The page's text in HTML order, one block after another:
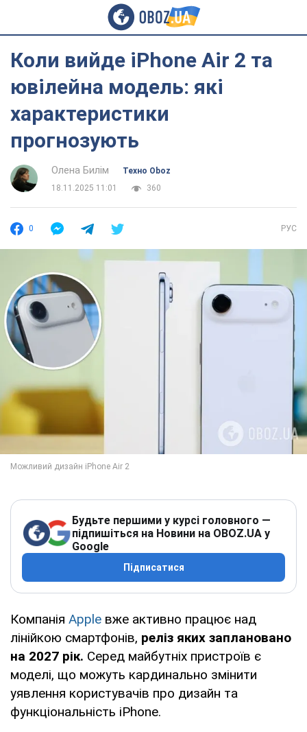
Коли вийде iPhone Air 2 та
ювілейна модель: які
характеристики
прогнозують
Олена Билім
Техно Oboz
18.11.2025 11:01
360
0 РУС
Будьте першими у курсі головного —
підпишіться на Новини на OBOZ.UA у
Google
Підписатися
Компанія Apple вже активно працює над
лінійкою смартфонів, реліз яких заплановано
на 2027 рік. Серед майбутніх пристроїв є
моделі, що можуть кардинально змінити
уявлення користувачів про дизайн та
функціональність iPhone.